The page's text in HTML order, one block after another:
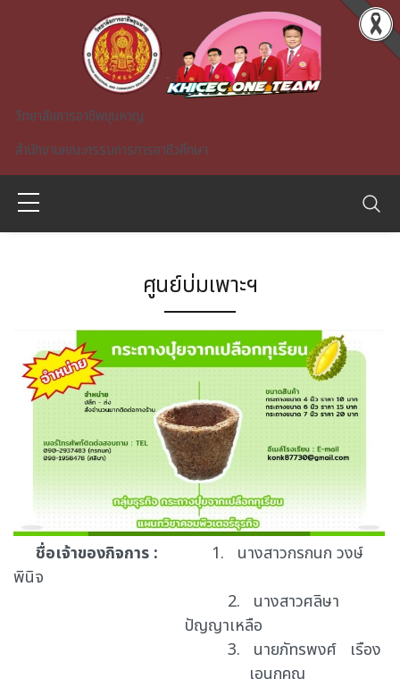
Skip to main content
วิทยาลัยการอาชีพขุนหาญ
สำนักงานคณะกรรมการการอาชีวศึกษา
ศูนย์บ่มเพาะฯ
ชื่อเจ้าของกิจการ : 1.
นางสาวกรกนก วงษ์
พินิจ
2.
นางสาวศลิษา
ปัญญาเหลือ
3.
นายภัทรพงศ์
เรือง
เอนกคุณ